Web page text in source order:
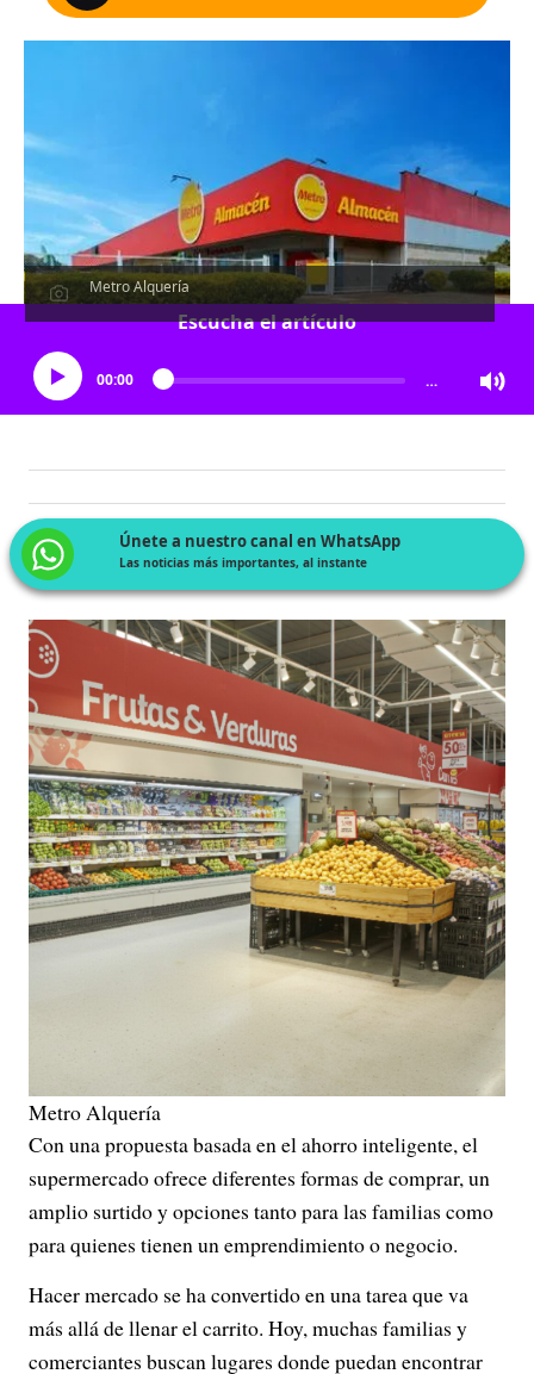
Metro Alquería
Escucha el artículo
00:00 …
Únete a nuestro canal en WhatsApp
Las noticias más importantes, al instante
Metro Alquería
Con una propuesta basada en el ahorro inteligente, el
supermercado ofrece diferentes formas de comprar, un
amplio surtido y opciones tanto para las familias como
para quienes tienen un emprendimiento o negocio.
Hacer mercado se ha convertido en una tarea que va
más allá de llenar el carrito. Hoy, muchas familias y
comerciantes buscan lugares donde puedan encontrar